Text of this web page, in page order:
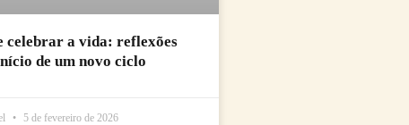
celebrar a vida: reflexões
de um novo ciclo
5 de fevereiro de 2026